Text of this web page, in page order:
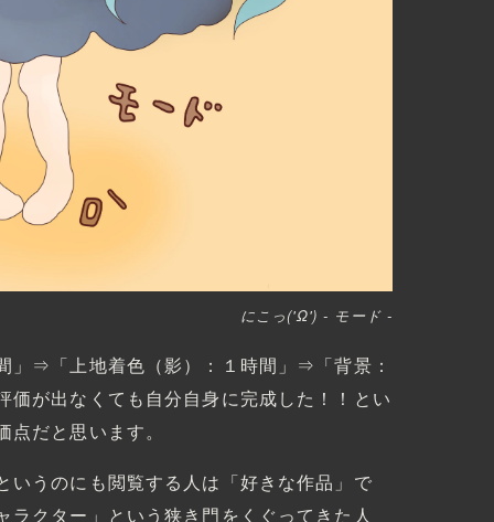
にこっ('Ω') - モード -
」⇒「上地着色（影）：１時間」⇒「背景：
が出なくても自分自身に完成した！！とい
だと思います。
いうのにも閲覧する人は「好きな作品」で
クター」という狭き門をくぐってきた人